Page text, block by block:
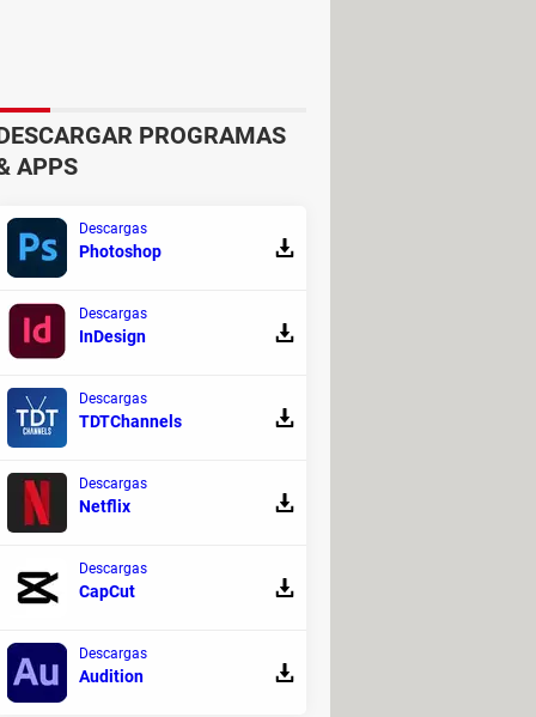
una aplicación o programa
Chromecast, como YouTube.
Para ello, verifica que tu
y pulsa el
PROGRAMAS
APPS
Descargas
Photoshop
Descargas
InDesign
Descargas
TDTChannels
Descargas
Netflix
Descargas
CapCut
Descargas
Audition